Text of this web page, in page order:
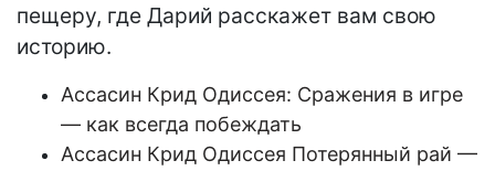
пещеру, где Дарий расскажет вам свою
историю.
Aссасин Крид Одиссея: Сражения в игре
— как всегда побеждать
Aссасин Крид Одиссея Потерянный рай —